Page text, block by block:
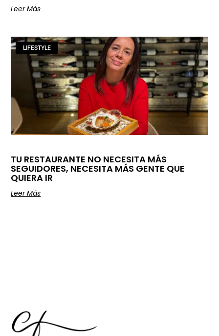
Leer Más
LIFESTYLE
TU RESTAURANTE NO NECESITA MÁS
SEGUIDORES, NECESITA MÁS GENTE QUE
QUIERA IR
Leer Más